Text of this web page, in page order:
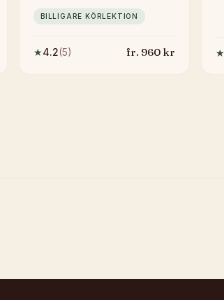
BILLIGARE KÖRLEKTION
★4.2(5) fr. 960 kr ★